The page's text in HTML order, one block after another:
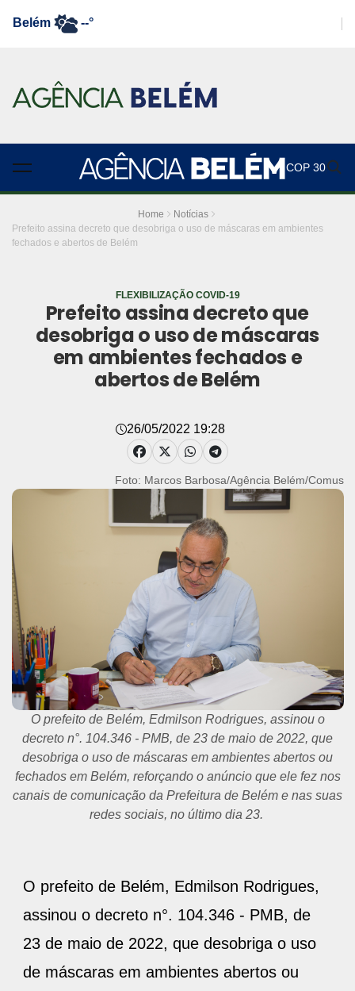
Belém --°
COP 30
Home
Notícias
Prefeito assina decreto que desobriga o uso de máscaras em ambientes
fechados e abertos de Belém
FLEXIBILIZAÇÃO COVID-19
Prefeito assina decreto que
desobriga o uso de máscaras
em ambientes fechados e
abertos de Belém
26/05/2022 19:28
Foto: Marcos Barbosa/Agência Belém/Comus
O prefeito de Belém, Edmilson Rodrigues, assinou o
decreto n°. 104.346 - PMB, de 23 de maio de 2022, que
desobriga o uso de máscaras em ambientes abertos ou
fechados em Belém, reforçando o anúncio que ele fez nos
canais de comunicação da Prefeitura de Belém e nas suas
redes sociais, no último dia 23.
O prefeito de Belém, Edmilson Rodrigues,
assinou o decreto n°. 104.346 - PMB, de
23 de maio de 2022, que desobriga o uso
de máscaras em ambientes abertos ou